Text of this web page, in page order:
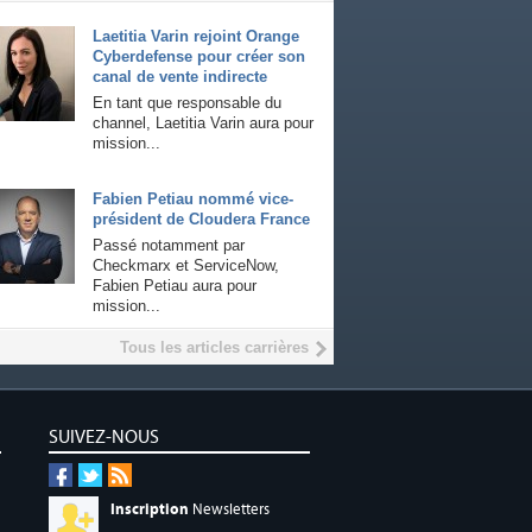
Laetitia Varin rejoint Orange
Cyberdefense pour créer son
canal de vente indirecte
En tant que responsable du
channel, Laetitia Varin aura pour
mission...
Fabien Petiau nommé vice-
président de Cloudera France
Passé notamment par
Checkmarx et ServiceNow,
Fabien Petiau aura pour
mission...
Tous les articles carrières
SUIVEZ-NOUS
Inscription Newsletters